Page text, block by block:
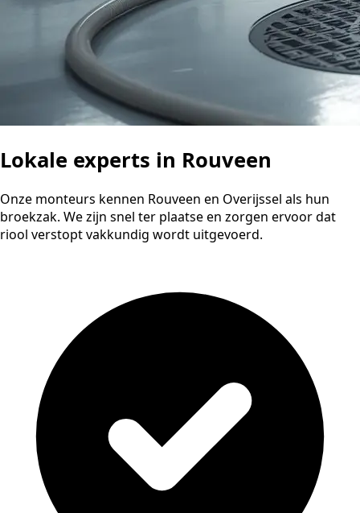
Lokale experts in Rouveen
Onze monteurs kennen Rouveen en Overijssel als hun
broekzak. We zijn snel ter plaatse en zorgen ervoor dat
riool verstopt vakkundig wordt uitgevoerd.